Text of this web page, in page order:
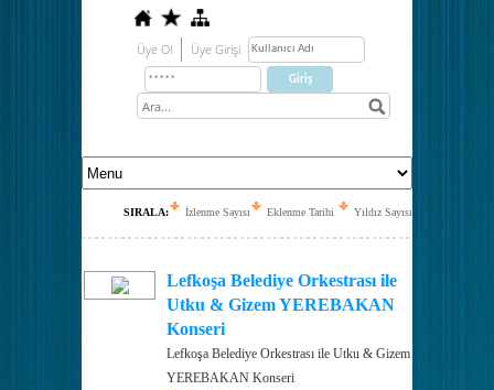
Üye Ol Üye Girişi
SIRALA: İzlenme Sayısı Eklenme Tarihi Yıldız Sayısı
Lefkoşa Belediye Orkestrası ile
Utku & Gizem YEREBAKAN
Konseri
Lefkoşa Belediye Orkestrası ile Utku & Gizem
YEREBAKAN Konseri